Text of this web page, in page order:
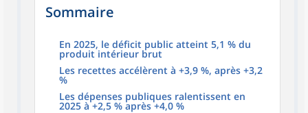
Sommaire
En 2025, le déficit public atteint 5,1 % du
produit intérieur brut
Les recettes accélèrent à +3,9 %, après +3,2
%
Les dépenses publiques ralentissent en
2025 à +2,5 % après +4,0 %